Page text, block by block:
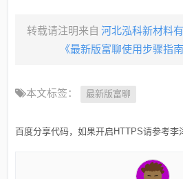
转载请注明来自 河北泓科新材料
《最新版富聊使用步骤指
本文标签： 最新版富聊
百度分享代码，如果开启HTTPS请参考李